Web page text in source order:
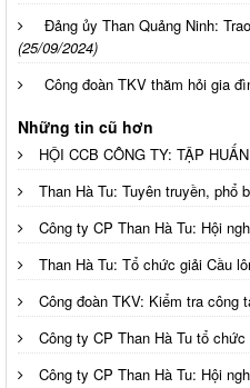
Đảng ủy Than Quảng Ninh:
(25/09/2024)
Công đoàn TKV thăm hỏi gia
Những tin cũ hơn
HỘI CCB CÔNG TY: TẬP
Than Hà Tu: Tuyên truyền, phổ
Công ty CP Than Hà Tu: Hội
Than Hà Tu: Tổ chức giải Cầu
Công đoàn TKV: Kiểm tra công
Công ty CP Than Hà Tu tổ
Công ty CP Than Hà Tu: Hội